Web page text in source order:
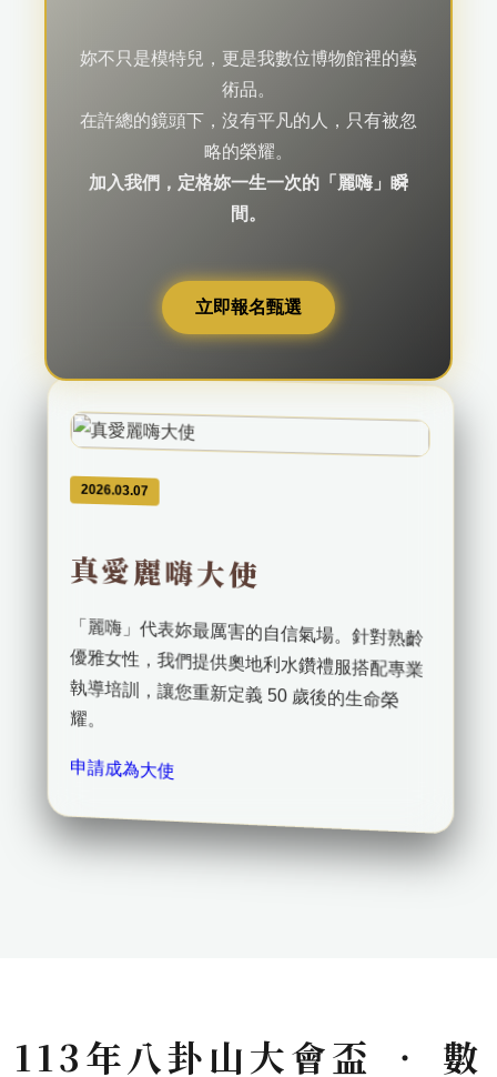
妳不只是模特兒，更是我數位博物館裡的藝
術品。
在許總的鏡頭下，沒有平凡的人，只有被忽
略的榮耀。
加入我們，定格妳一生一次的「麗嗨」瞬
間。
立即報名甄選
2026.03.07
真愛麗嗨大使
「麗嗨」代表妳最厲害的自信氣場。針對熟齡
優雅女性，我們提供奧地利水鑽禮服搭配專業
執導培訓，讓您重新定義 50 歲後的生命榮
耀。
申請成為大使
113年八卦山大會盃 ‧ 數